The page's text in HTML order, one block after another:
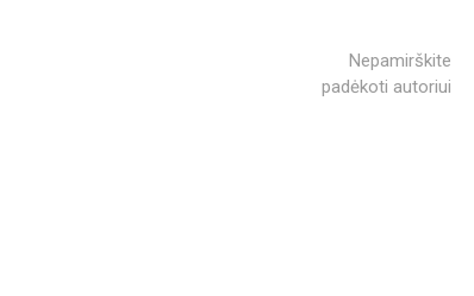
Nepamirškite
padėkoti autoriui